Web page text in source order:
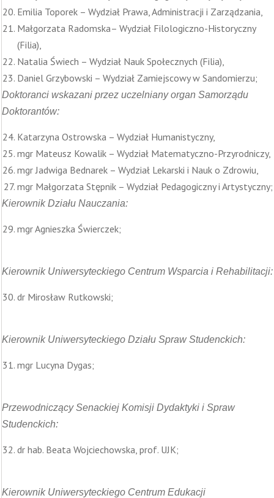
Emilia Toporek – Wydział Prawa, Administracji i Zarządzania,
Małgorzata Radomska– Wydział Filologiczno-Historyczny
(Filia),
Natalia Świech – Wydział Nauk Społecznych (Filia),
Daniel Grzybowski – Wydział Zamiejscowy w Sandomierzu;
Doktoranci wskazani przez uczelniany organ Samorządu
Doktorantów:
Katarzyna Ostrowska – Wydział Humanistyczny,
mgr Mateusz Kowalik – Wydział Matematyczno-Przyrodniczy,
mgr Jadwiga Bednarek – Wydział Lekarski i Nauk o Zdrowiu,
mgr Małgorzata Stępnik – Wydział Pedagogiczny i Artystyczny;
Kierownik Działu Nauczania:
mgr Agnieszka Świerczek;
Kierownik Uniwersyteckiego Centrum Wsparcia i Rehabilitacji:
dr Mirosław Rutkowski;
Kierownik Uniwersyteckiego Działu Spraw Studenckich:
mgr Lucyna Dygas;
Przewodniczący Senackiej Komisji Dydaktyki i Spraw
Studenckich:
dr hab. Beata Wojciechowska, prof. UJK;
Kierownik Uniwersyteckiego Centrum Edukacji